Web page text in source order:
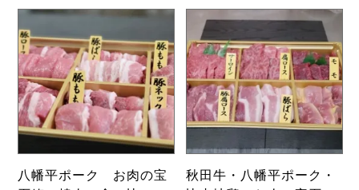
八幡平ポーク お肉の宝
秋田牛・八幡平ポーク・